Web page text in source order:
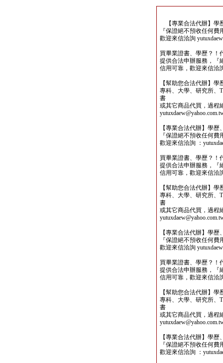
【專業合法代辦】學
『保證絕不預收任何
歡迎來信洽詢
買畢業證書、學歷？！
提供合法申辦服務，『
信用可靠，歡迎來信洽
【幫助您合法代辦】
專科、大學、研究所、
書
或其它商品代買，過程
【專業合法代辦】學
『保證絕不預收任何
歡迎來信洽詢 ：
買畢業證書、學歷？！
提供合法申辦服務，『
信用可靠，歡迎來信洽
【幫助您合法代辦】
專科、大學、研究所、
書
或其它商品代買，過程
【專業合法代辦】學
『保證絕不預收任何
歡迎來信洽詢
買畢業證書、學歷？！
提供合法申辦服務，『
信用可靠，歡迎來信洽
【幫助您合法代辦】
專科、大學、研究所、
書
或其它商品代買，過程
【專業合法代辦】學
『保證絕不預收任何
歡迎來信洽詢 ：